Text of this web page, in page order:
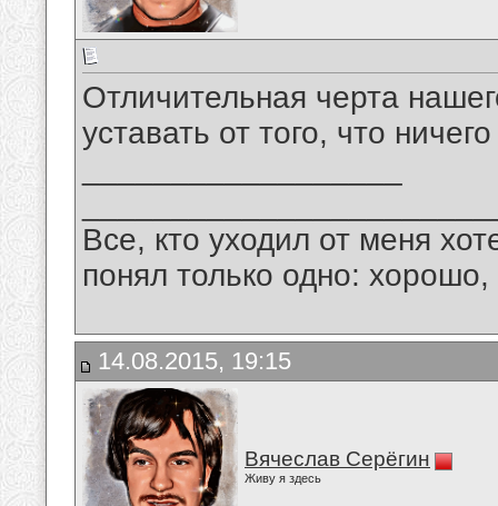
Отличительная черта
уставать от того, что
Все, кто уходил от меня
понял только одно:
14.08.2015, 19:15
Вячеслав Серёгин
Живу я здесь